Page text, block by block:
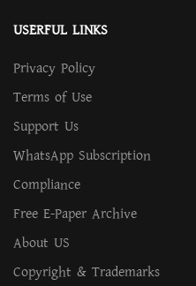
USERFUL LINKS
Privacy Policy
Terms of Use
Support Us
WhatsApp Subscription
Compliance
Free E-Paper Archive
About US
Copyright & Trademarks